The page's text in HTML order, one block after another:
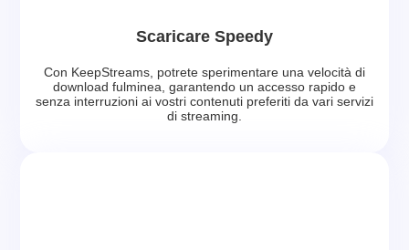
Scaricare Speedy
Con KeepStreams, potrete sperimentare una velocità di
download fulminea, garantendo un accesso rapido e
senza interruzioni ai vostri contenuti preferiti da vari servizi
di streaming.